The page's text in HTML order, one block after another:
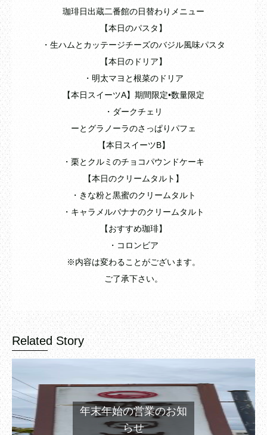
珈琲日出蔵二番館の日替わりメニュー
【本日のパスタ】
・生ハムとカッテージチーズのバジル風味パスタ
【本日のドリア】
・明太マヨと根菜のドリア
【本日スイーツA】期間限定•数量限定
・ダークチェリ
ーとグラノーラのさっぱりパフェ
【本日スイーツB】
・栗とクルミのチョコパウンドケーキ
【本日のクリームタルト】
・きな粉と黒蜜のクリームタルト
・キャラメルバナナのクリームタルト
【おすすめ珈琲】
・コロンビア
※内容は変わることがございます。
ご了承下さい。
Related Story
年末年始の営業のお知
らせ